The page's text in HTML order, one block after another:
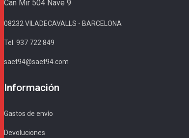
Can Mir 504 Nave 9
08232 VILADECAVALLS - BARCELONA
Tel. 937 722 849
saet94@saet94.com
Información
Gastos de envío
Devoluciones